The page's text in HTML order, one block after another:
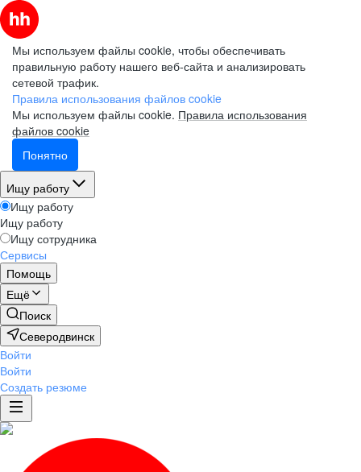
Мы используем файлы cookie, чтобы обеспечивать
правильную работу нашего веб-сайта и анализировать
сетевой трафик.
Правила использования файлов cookie
Мы используем файлы cookie. Правила использования
файлов cookie
Понятно
Ищу работу
Ищу работу
Ищу работу
Ищу сотрудника
Сервисы
Помощь
Ещё
Поиск
Северодвинск
Войти
Войти
Создать резюме